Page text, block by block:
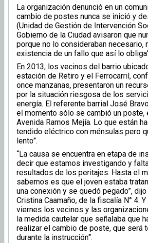
La organización denunció en un
cambio de postes nunca se inició y
(Unidad de Gestión de Intervención
Gobierno de la Ciudad avisaron que
porque no lo consideraban necesario,
existencia de un fallo que así lo
En 2013, los vecinos del barrio
estación de Retiro y el Ferrocarril,
once manzanas, presentaron un
por la situación riesgosa de los
energía. El referente barrial José
el momento sólo se cambió un poste,
Avenida Ramos Mejía. Lo que están
tendido eléctrico con ménsulas pero
lento”.
“La causa se encuentra en etapa de
decir que estamos investigando y
resultados de los peritajes. Hasta el
sabemos es que el joven estaba
una conexión y se quedó pegado”, dijo
Cristina Caamaño, de la fiscalía N° 4.
viernes los vecinos y las
la medida cautelar que señalaba que
realizar el cambio de poste, que será
durante la instrucción”.